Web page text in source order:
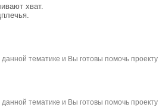
хват.
тематике и Вы готовы помочь проекту
тематике и Вы готовы помочь проекту